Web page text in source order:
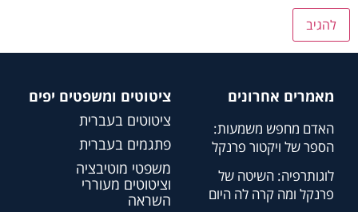
מאמרים אחרונים
האדם מחפש משמעות:
הספר של ויקטור פרנקל
לוגותרפיה: השיטה של
פרנקל ומה קרה לה היום
ציטוטים ומשפטים יפים
ציטוטים בעברית
פתגמים בעברית
משפטי מוטיבציה
וציטוטים מעוררי
השראה